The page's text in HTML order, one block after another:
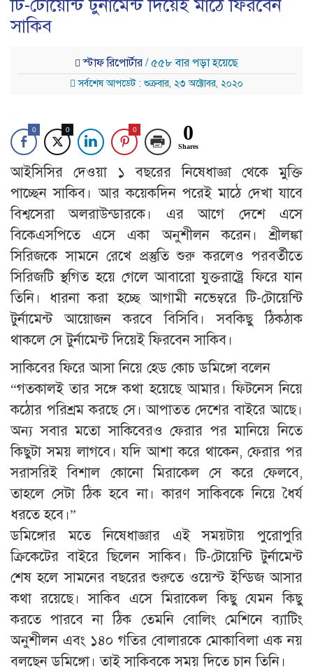
টি-টোয়েন্টি টুর্নামেন্ট দিয়েই মাঠে ফিরবেন
সাকিব
স্টাফ রিপোর্টার/ ৫৫৮ বার পড়া হয়েছে
সর্বশেষ আপডেট : শুক্রবার, ২৩ অক্টোবর, ২০২০
0 0 0 0
Shares
আইসিসির দেওয়া ১ বছরের নিষেধাজ্ঞা থেকে মুক্তি
পাচ্ছেন সাকিব। আর কয়েকদিন পরেই মাঠে দেখা যাবে
বিশ্বসেরা অলরাউন্ডারকে। এর আগে দেশে এসে
বিকেএসপিতে এসে একা অনুশীলন করেন। শ্রীলঙ্কা
সিরিজকে সামনে রেখে প্রস্তুতি শুরু করলেও পরবর্তীতে
সিরিজটি স্থগিত হয়ে গেলে আবারো যুক্তরাষ্ট্রে ফিরে যান
তিনি। ধারনা করা হচ্ছে আগামী নভেম্বরে টি-টোয়েন্টি
টুর্নামেন্ট আয়োজন করবে বিসিবি। সবকিছু ঠিকঠাক
থাকলে সে টুর্নামেন্ট দিয়েই ফিরবেন সাকিব।
সাকিবের ফিরে আসা নিয়ে হেড কোচ ডমিঙ্গো বলেন
“গতকালই তার সঙ্গে কথা হয়েছে আমার। ফিটনেস নিয়ে
কঠোর পরিশ্রম করছে সে। আপাতত দেশের বাইরে আছে।
অন্য সবার মতো সাকিবেরও ফেরার পর মানিয়ে নিতে
কিছুটা সময় লাগবে। যদি আশা করে থাকেন, ফেরার পর
সরাসরিই বিশাল কোনো মিরাকেল সে করে ফেলবে,
তাহলে সেটা ঠিক হবে না। কারণ সাকিবকে নিয়ে ধৈর্য
ধরতে হবে।”
ডমিঙ্গোর মতে নিষেধাজ্ঞার এই সময়টায় পুরোপুরি
ক্রিকেটের বাইরে ছিলেন সাকিব। টি-টোয়েন্টি টুর্নামেন্ট
শেষ হলে সামনের বছরের শুরুতে ওয়েস্ট ইন্ডিজ আসার
কথা রয়েছে। সাকিব এসে মিরাকেল কিছু যেমন কিছু
করতে পারবে না ঠিক তেমনি বোলিং মেশিনে ব্যাটিং
অনুশীলন এবং ১৪০ গতির বোলারকে মোকাবিলা এক নয়
বলছেন ডমিঙ্গো। তাই সাকিবকে সময় দিতে চান তিনি।